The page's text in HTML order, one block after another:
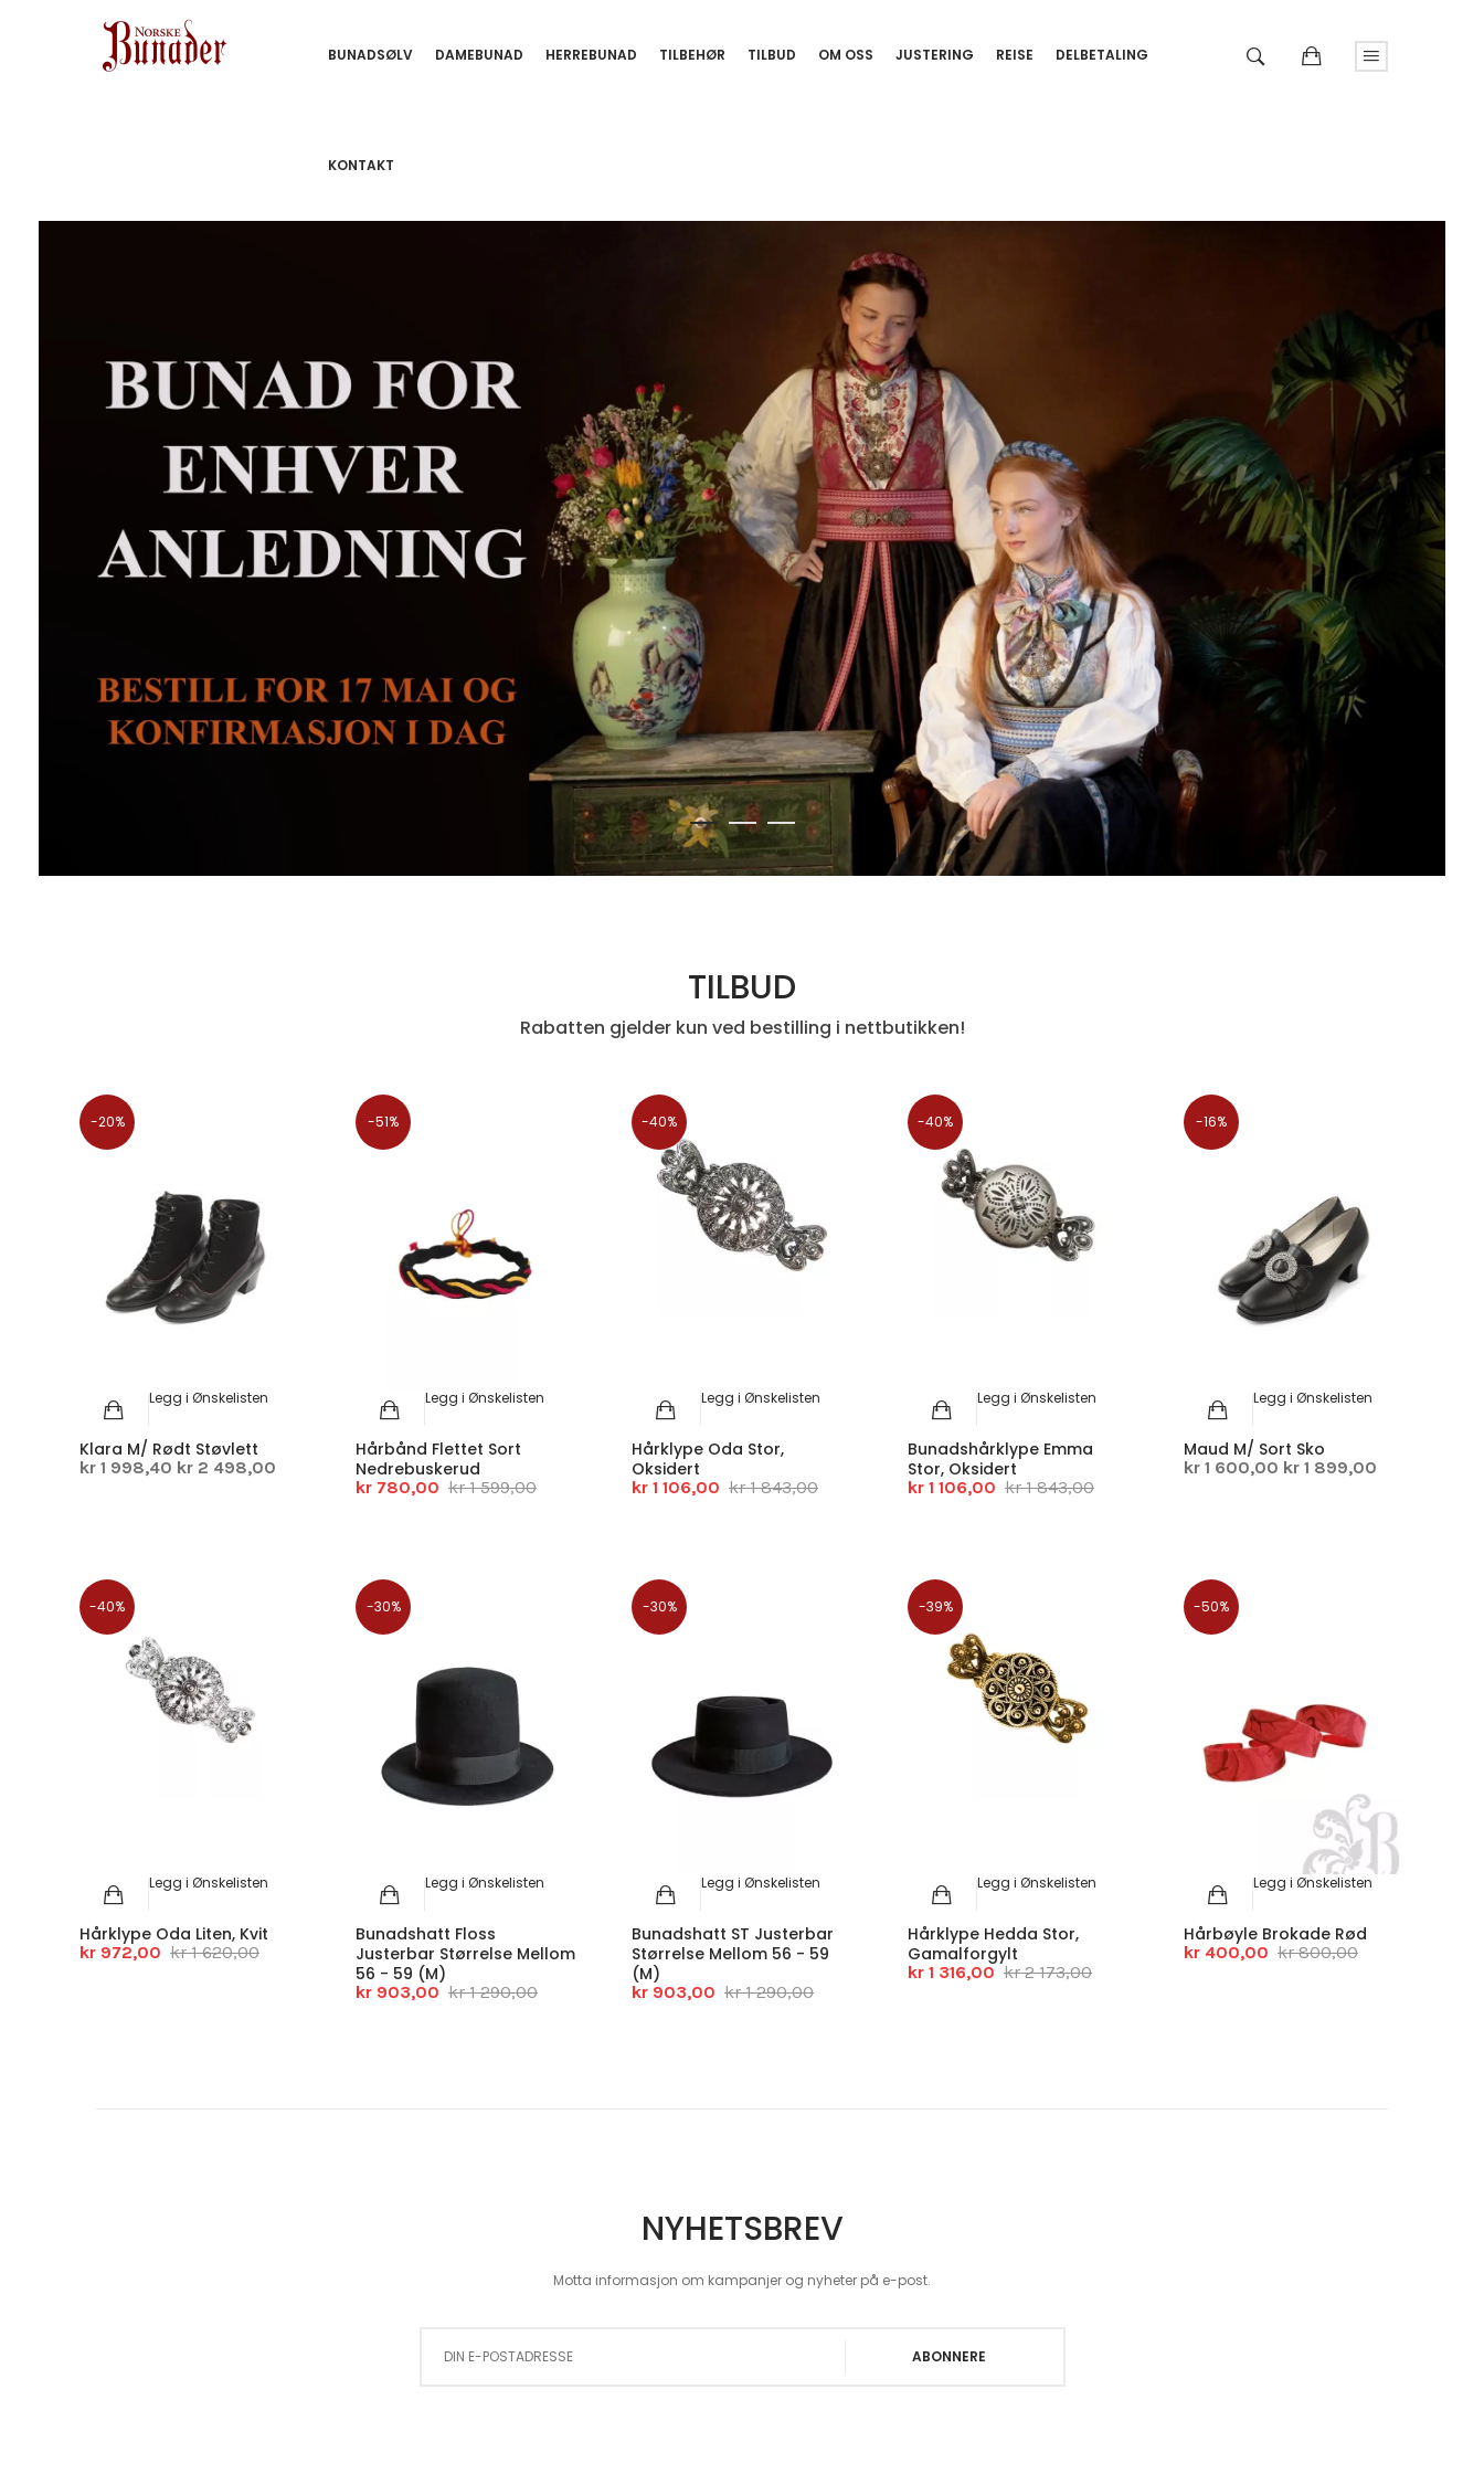
BUNADSØLV DAMEBUNAD HERREBUNAD TILBEHØR TILBUD OM OSS JUSTERING REISE DELBETALING
KONTAKT
TILBUD
Rabatten gjelder kun ved bestilling i nettbutikken!
-20%
Legg i Ønskelisten
Klara M/ Rødt Støvlett
kr 1 998,40 kr 2 498,00
-51%
Legg i Ønskelisten
Hårbånd Flettet Sort
Nedrebuskerud
kr 780,00 kr 1 599,00
-40%
Legg i Ønskelisten
Hårklype Oda Stor,
Oksidert
kr 1 106,00 kr 1 843,00
-40%
Legg i Ønskelisten
Bunadshårklype Emma
Stor, Oksidert
kr 1 106,00 kr 1 843,00
-16%
Legg i Ønskelisten
Maud M/ Sort Sko
kr 1 600,00 kr 1 899,00
-40%
Legg i Ønskelisten
Hårklype Oda Liten, Kvit
kr 972,00 kr 1 620,00
-30%
Legg i Ønskelisten
Bunadshatt Floss
Justerbar Størrelse Mellom
56 - 59 (M)
kr 903,00 kr 1 290,00
-30%
Legg i Ønskelisten
Bunadshatt ST Justerbar
Størrelse Mellom 56 - 59
(M)
kr 903,00 kr 1 290,00
-39%
Legg i Ønskelisten
Hårklype Hedda Stor,
Gamalforgylt
kr 1 316,00 kr 2 173,00
-50%
Legg i Ønskelisten
Hårbøyle Brokade Rød
kr 400,00 kr 800,00
NYHETSBREV
Motta informasjon om kampanjer og nyheter på e-post.
ABONNERE